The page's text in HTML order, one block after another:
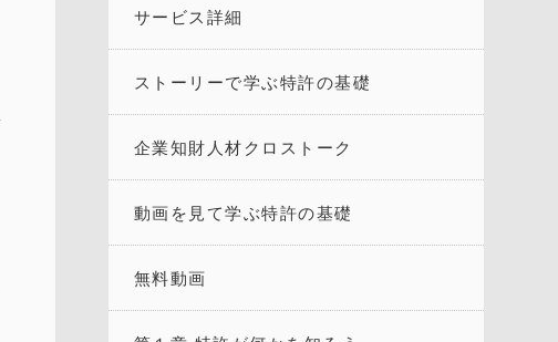
サービス詳細
ストーリーで学ぶ特許の基礎
企業知財人材クロストーク
動画を見て学ぶ特許の基礎
無料動画